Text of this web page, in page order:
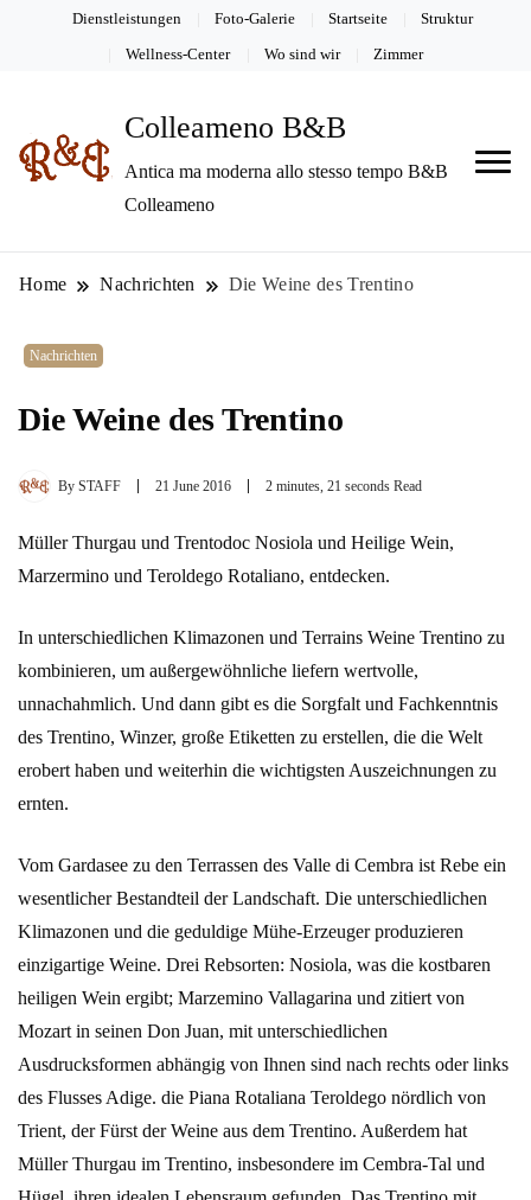
Dienstleistungen Foto-Galerie Startseite Struktur
Wellness-Center Wo sind wir Zimmer
Colleameno B&B
Antica ma moderna allo stesso tempo B&B
Colleameno
Home Nachrichten Die Weine des Trentino
Nachrichten
Die Weine des Trentino
By STAFF 21 June 2016 2 minutes, 21 seconds Read
Müller Thurgau und Trentodoc Nosiola und Heilige Wein,
Marzermino und Teroldego Rotaliano, entdecken.
In unterschiedlichen Klimazonen und Terrains Weine Trentino zu
kombinieren, um außergewöhnliche liefern wertvolle,
unnachahmlich. Und dann gibt es die Sorgfalt und Fachkenntnis
des Trentino, Winzer, große Etiketten zu erstellen, die die Welt
erobert haben und weiterhin die wichtigsten Auszeichnungen zu
ernten.
Vom Gardasee zu den Terrassen des Valle di Cembra ist Rebe ein
wesentlicher Bestandteil der Landschaft. Die unterschiedlichen
Klimazonen und die geduldige Mühe-Erzeuger produzieren
einzigartige Weine. Drei Rebsorten: Nosiola, was die kostbaren
heiligen Wein ergibt; Marzemino Vallagarina und zitiert von
Mozart in seinen Don Juan, mit unterschiedlichen
Ausdrucksformen abhängig von Ihnen sind nach rechts oder links
des Flusses Adige. die Piana Rotaliana Teroldego nördlich von
Trient, der Fürst der Weine aus dem Trentino. Außerdem hat
Müller Thurgau im Trentino, insbesondere im Cembra-Tal und